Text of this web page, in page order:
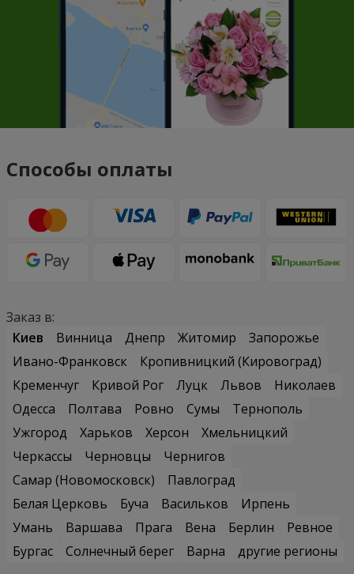
Способы оплаты
Заказ в:
Киев
Винница Днепр Житомир
Запорожье
Ивано-Франковск
Кропивницкий (Кировоград)
Кременчуг
Кривой Рог Луцк Львов
Николаев
Одесса
Полтава Ровно Сумы
Тернополь
Ужгород
Харьков Херсон
Хмельницкий
Черкассы
Черновцы
Чернигов
Самар (Новомосковск)
Павлоград
Белая Церковь
Буча Васильков
Ирпень
Умань
Варшава Прага Вена Берлин
Ревное
Бургас
Солнечный берег Варна
другие регионы